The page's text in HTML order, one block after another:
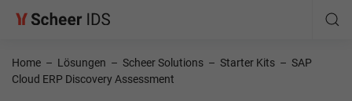
Home – Lösungen – Scheer Solutions – Starter Kits – SAP
Cloud ERP Discovery Assessment